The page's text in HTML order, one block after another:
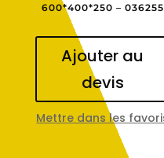
600*400*250 – 036255
Ajouter au
devis
Mettre dans les